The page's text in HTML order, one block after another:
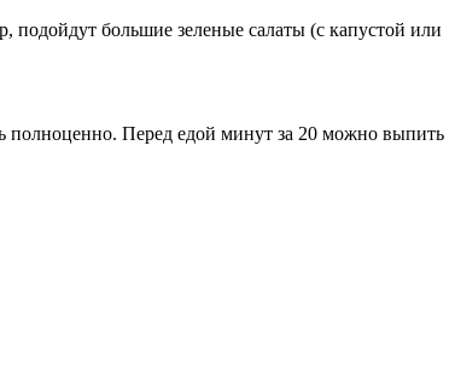
большие зеленые салаты (с капустой или
полноценно. Перед едой минут за 20 можно выпить